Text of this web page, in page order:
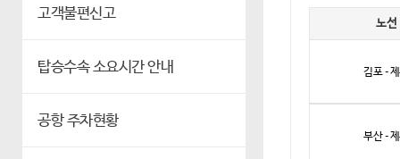
고객불편신고
탑승수속 소요시간 안내
공항 주차현황
노선
김포 -
부산 -